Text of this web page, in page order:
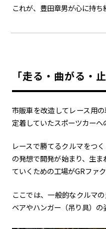
これが、豊田章男が心に持ち
「走る・曲がる・
市販車を改造してレース用
定着していたスポーツカーへ
レースで勝てるクルマをつ
の発想で開発が始まり、生
ていくための工場がGRファク
ここでは、一般的なクルマ
ベアやハンガー（吊り具）の